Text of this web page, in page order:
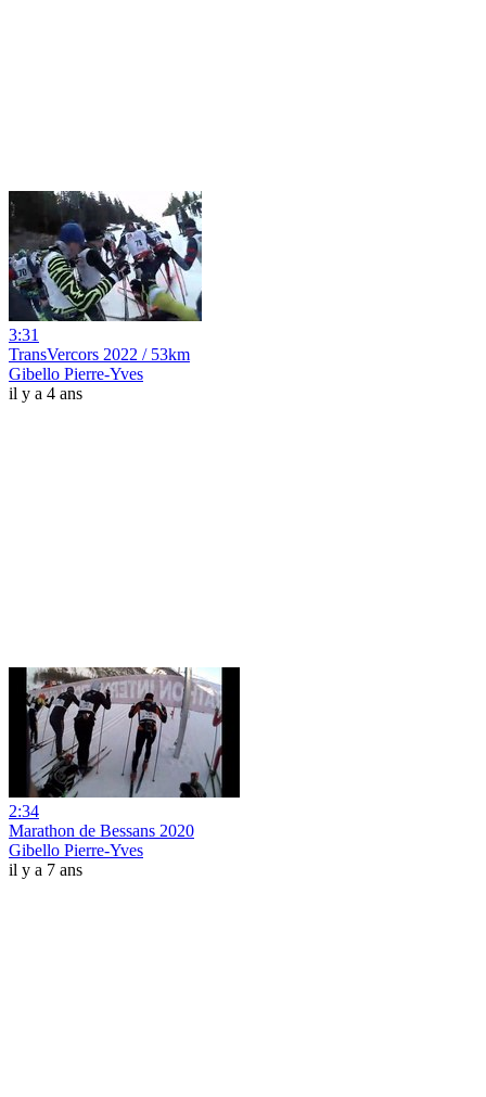
3:31
TransVercors 2022 / 53km
Gibello Pierre-Yves
il y a 4 ans
2:34
Marathon de Bessans 2020
Gibello Pierre-Yves
il y a 7 ans